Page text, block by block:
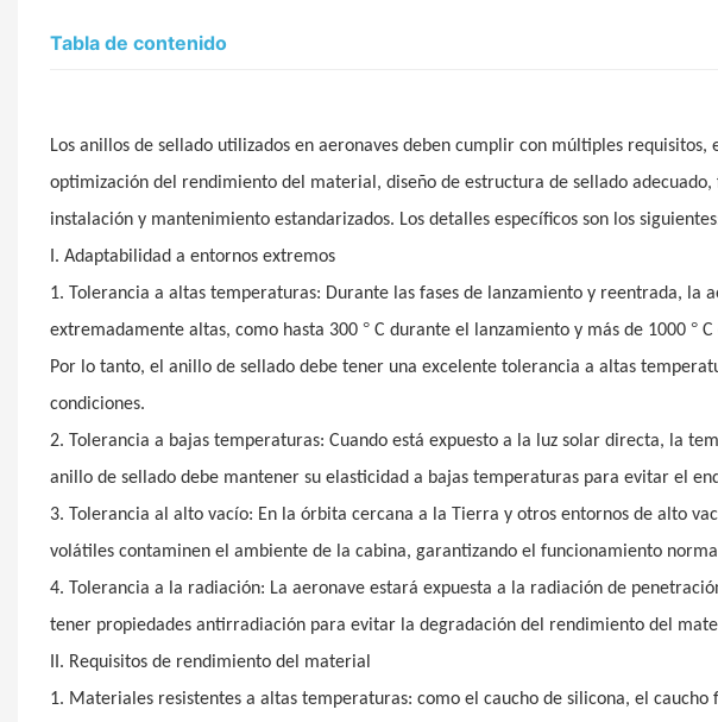
Tabla de contenido
Los anillos de sellado utilizados en aeronaves deben cumplir con múltiples
optimización del rendimiento del material, diseño de estructura de sellado
instalación y mantenimiento estandarizados. Los detalles específicos son los
I. Adaptabilidad a entornos extremos
1. Tolerancia a altas temperaturas: Durante las fases de lanzamiento y reentrada, la
extremadamente altas, como hasta 300 ° C durante el lanzamiento y más de 1000 °
Por lo tanto, el anillo de sellado debe tener una excelente tolerancia a altas
condiciones.
2. Tolerancia a bajas temperaturas: Cuando está expuesto a la luz solar directa, la
anillo de sellado debe mantener su elasticidad a bajas temperaturas para evitar el
3. Tolerancia al alto vacío: En la órbita cercana a la Tierra y otros entornos de alto
volátiles contaminen el ambiente de la cabina, garantizando el funcionamiento
4. Tolerancia a la radiación: La aeronave estará expuesta a la radiación de
tener propiedades antirradiación para evitar la degradación del rendimiento del
II. Requisitos de rendimiento del material
1. Materiales resistentes a altas temperaturas: como el caucho de silicona, el